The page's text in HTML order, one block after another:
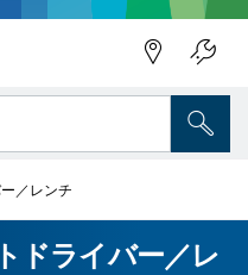
／レンチ
ドライバー／レ